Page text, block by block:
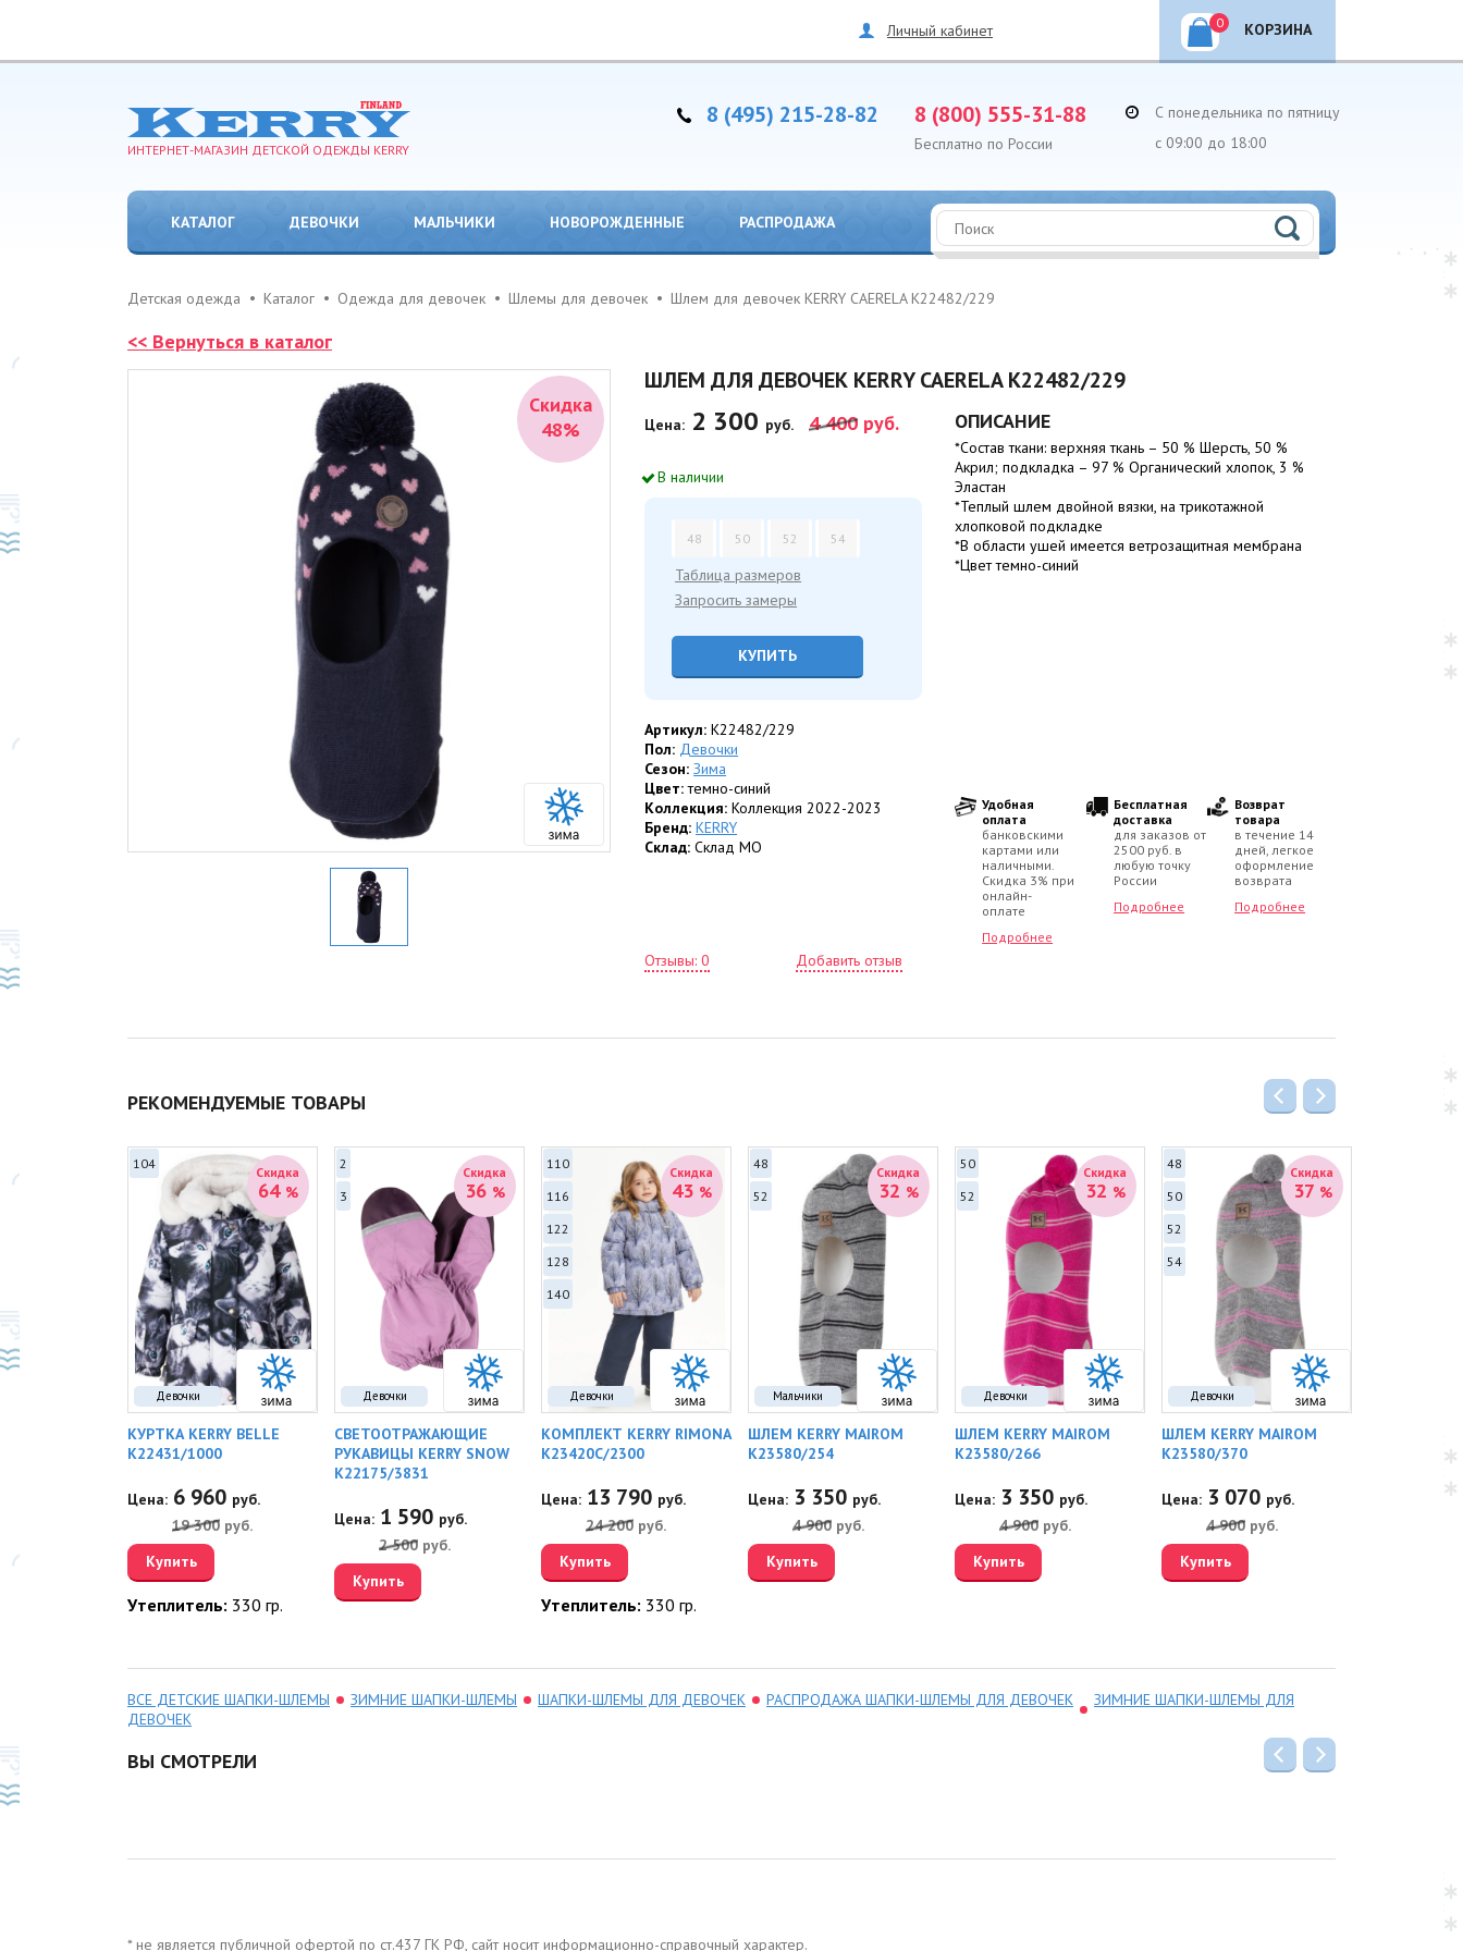
Личный кабинет КОРЗИНА
0
ИНТЕРНЕТ-МАГАЗИН ДЕТСКОЙ ОДЕЖДЫ KERRY
8 (495) 215-28-82 8 (800) 555-31-88
Бесплатно по России
С понедельника по пятницу
с 09:00 до 18:00
КАТАЛОГ ДЕВОЧКИ МАЛЬЧИКИ НОВОРОЖДЕННЫЕ РАСПРОДАЖА
Детская одежда Каталог Одежда для девочек Шлемы для девочек Шлем для девочек KERRY CAERELA K22482/229
<< Вернуться в каталог
Скидка
48%
ШЛЕМ ДЛЯ ДЕВОЧЕК KERRY CAERELA K22482/229
Цена: 2 300 руб. 4 400 руб.
В наличии
48 50 52 54
Таблица размеров
Запросить замеры
КУПИТЬ
Артикул:K22482/229
Пол: Девочки
Сезон:Зима
Цвет:темно-синий
Коллекция:Коллекция 2022-2023
Бренд:KERRY
Склад:Склад МО
Отзывы: 0 Добавить отзыв
ОПИСАНИЕ
*Состав ткани: верхняя ткань – 50 % Шерсть, 50 %
Акрил; подкладка – 97 % Органический хлопок, 3 %
Эластан
*Теплый шлем двойной вязки, на трикотажной
хлопковой подкладке
*В области ушей имеется ветрозащитная мембрана
*Цвет темно-синий
Удобная
оплата
банковскими
картами или
наличными.
Скидка 3% при
онлайн-
оплате
Подробнее
Бесплатная
доставка
для заказов от
2500 руб. в
любую точку
России
Подробнее
Возврат
товара
в течение 14
дней, легкое
оформление
возврата
Подробнее
РЕКОМЕНДУЕМЫЕ ТОВАРЫ
Девочки
Скидка
64 %
104
КУРТКА KERRY BELLE
K22431/1000
Цена: 6 960 руб.
19 300 руб.
Купить
Утеплитель: 330 гр.
Девочки
Скидка
36 %
2
3
СВЕТООТРАЖАЮЩИЕ
РУКАВИЦЫ KERRY SNOW
K22175/3831
Цена: 1 590 руб.
2 500 руб.
Купить
Девочки
Скидка
43 %
110
116
122
128
140
КОМПЛЕКТ KERRY RIMONA
K23420C/2300
Цена: 13 790 руб.
24 200 руб.
Купить
Утеплитель: 330 гр.
Мальчики
Скидка
32 %
48
52
ШЛЕМ KERRY MAIROM
K23580/254
Цена: 3 350 руб.
4 900 руб.
Купить
Девочки
Скидка
32 %
50
52
ШЛЕМ KERRY MAIROM
K23580/266
Цена: 3 350 руб.
4 900 руб.
Купить
Девочки
Скидка
37 %
48
50
52
54
ШЛЕМ KERRY MAIROM
K23580/370
Цена: 3 070 руб.
4 900 руб.
Купить
K23582/096
3
ВСЕ ДЕТСКИЕ ШАПКИ-ШЛЕМЫ ЗИМНИЕ ШАПКИ-ШЛЕМЫ ШАПКИ-ШЛЕМЫ ДЛЯ ДЕВОЧЕК РАСПРОДАЖА ШАПКИ-ШЛЕМЫ ДЛЯ ДЕВОЧЕК
ЗИМНИЕ ШАПКИ-ШЛЕМЫ ДЛЯ
ДЕВОЧЕК
ВЫ СМОТРЕЛИ
* не является публичной офертой по ст.437 ГК РФ, сайт носит информационно-справочный характер.